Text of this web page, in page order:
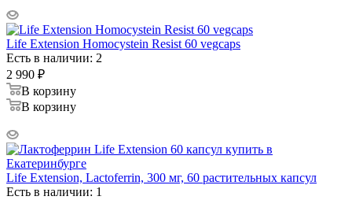
Life Extension Homocystein Resist 60 vegcaps
Есть в наличии: 2
2 990 ₽
В корзину
В корзину
Life Extension, Lactoferrin, 300 мг, 60 растительных капсул
Есть в наличии: 1